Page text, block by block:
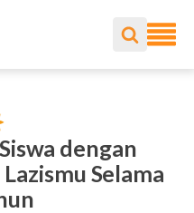
dengan
Selama